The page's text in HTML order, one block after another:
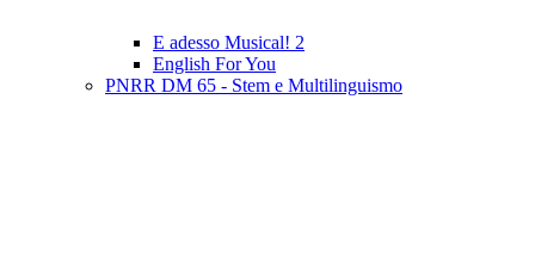
E adesso Musical! 2
English For You
PNRR DM 65 - Stem e Multilinguismo